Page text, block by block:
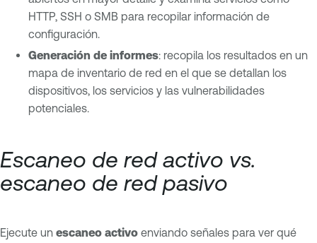
HTTP, SSH o SMB para recopilar información de
configuración.
Generación de informes: recopila los resultados en un
mapa de inventario de red en el que se detallan los
dispositivos, los servicios y las vulnerabilidades
potenciales.
Escaneo de red activo vs.
escaneo de red pasivo
Ejecute un escaneo activo enviando señales para ver qué